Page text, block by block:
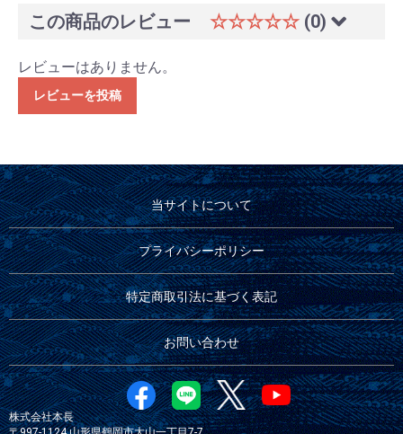
この商品のレビュー ☆☆☆☆☆ (0)
レビューはありません。
レビューを投稿
当サイトについて
プライバシーポリシー
特定商取引法に基づく表記
お問い合わせ
株式会社本長